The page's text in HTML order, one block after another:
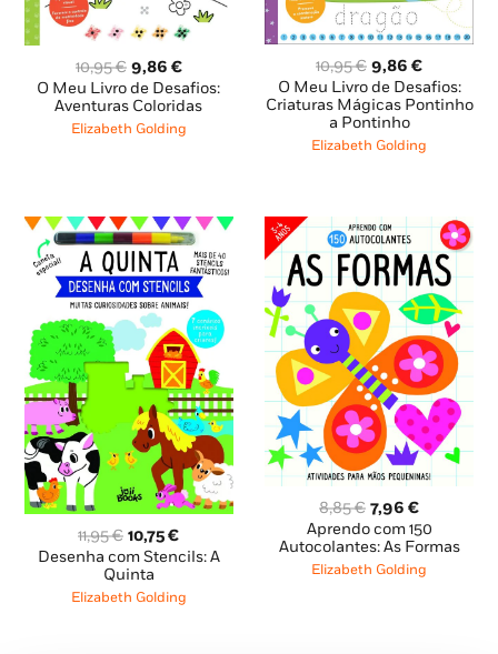
10,95€ O
preço
original
era:
9,86 €O
preço
atual
é:
O Meu Livro de Desafios:
Aventuras Coloridas
Elizabeth Golding
10,95€ O
preço
original
era:
10,95 €.
9,86€O
preço
atual
9,86 €.
O Meu Livro de Desafios:
Criaturas Mágicas Pontinho
a Pontinho
Elizabeth Golding
11,95€ O
preço
original
era:
10,75€O
preço
é:
Desenha com Stencils: A
Quinta
Elizabeth Golding
8,85€ O
preço
original
era:
7,96€O
preço
atual
é:
Aprendo com 150
Autocolantes: As Formas
Elizabeth Golding